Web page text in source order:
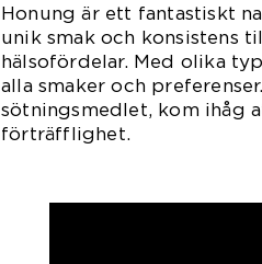
Honung är ett fantastiskt
unik smak och konsistens
hälsofördelar. Med olika
alla smaker och
sötningsmedlet, kom ihåg
förträfflighet.